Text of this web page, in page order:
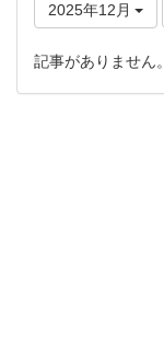
2025年12月
記事がありません。